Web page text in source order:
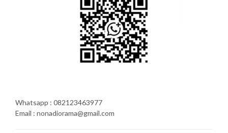
Whatsapp : 082123463977
Email : nonadiorama@gmail.com